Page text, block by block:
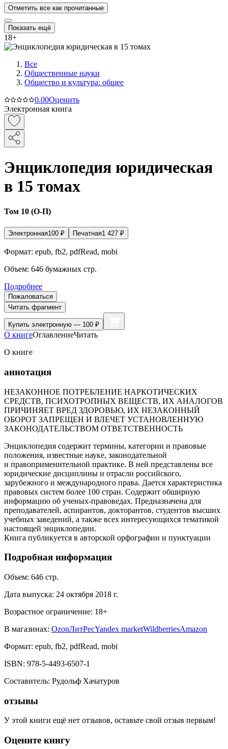
Отметить все как прочитанные
Показать ещё
18+
Все
Общественные науки
Общество и культура: общее
0.00Оценить
Электронная книга
Энциклопедия юридическая
в 15 томах
Том 10 (О-П)
Электронная100 ₽ Печатная1 427 ₽
Формат: epub, fb2, pdfRead, mobi
Объем: 646 бумажных стр.
Подробнее
Пожаловаться
Читать фрагмент
Купить электронную — 100 ₽
О книгеОглавлениеЧитать
О книге
аннотация
НЕЗАКОННОЕ ПОТРЕБЛЕНИЕ НАРКОТИЧЕСКИХ
СРЕДСТВ, ПСИХОТРОПНЫХ ВЕЩЕСТВ, ИХ АНАЛОГОВ
ПРИЧИНЯЕТ ВРЕД ЗДОРОВЬЮ, ИХ НЕЗАКОННЫЙ
ОБОРОТ ЗАПРЕЩЕН И ВЛЕЧЕТ УСТАНОВЛЕННУЮ
ЗАКОНОДАТЕЛЬСТВОМ ОТВЕТСТВЕННОСТЬ
Энциклопедия содержит термины, категории и правовые
положения, известные науке, законодательной
и правоприменительной практике. В ней представлены все
юридические дисциплины и отрасли российского,
зарубежного и международного права. Дается характеристика
правовых систем более 100 стран. Содержит обширную
информацию об ученых-правоведах. Предназначена для
преподавателей, аспирантов, докторантов, студентов высших
учебных заведений, а также всех интересующихся тематикой
настоящей энциклопедии.
Книга публикуется в авторской орфографии и пунктуации
Подробная информация
Объем: 646 стр.
Дата выпуска: 24 октября 2018 г.
Возрастное ограничение: 18+
В магазинах: OzonЛитРесYandex marketWildberriesAmazon
Формат: epub, fb2, pdfRead, mobi
ISBN: 978-5-4493-6507-1
Составитель: Рудольф Хачатуров
отзывы
У этой книги ещё нет отзывов, оставьте свой отзыв первым!
Оцените книгу